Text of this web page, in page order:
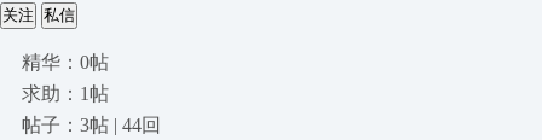
关注 私信
精华：0帖
求助：1帖
帖子：3帖 | 44回